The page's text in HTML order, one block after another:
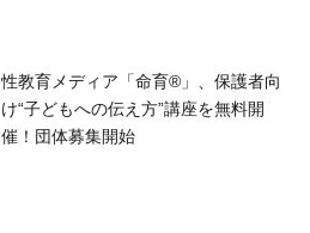
性教育メディア「命育®」、保護者向
け“子どもへの伝え方”講座を無料開
催！団体募集開始